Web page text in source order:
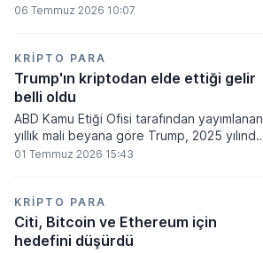
baskısı ve artan faiz baskısının etkisiyle
06 Temmuz 2026 10:07
KRIPTO PARA
Trump'ın kriptodan elde ettiği gelir
belli oldu
ABD Kamu Etiği Ofisi tarafından yayımlanan
yıllık mali beyana göre Trump, 2025 yılında
kripto para ve memecoin faaliyetlerinden
01 Temmuz 2026 15:43
KRIPTO PARA
Citi, Bitcoin ve Ethereum için
hedefini düşürdü